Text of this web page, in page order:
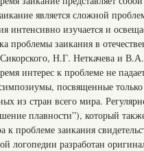
является сложной
интенсивно изучается и
проблемы заикания в
Н.Г. Неткачева и В.А.
интерес к проблеме не
посвященные
из стран всего мира.
плавности”), который
к проблеме заикания
логопедии разработан